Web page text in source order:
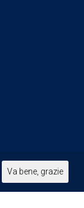
Va bene, grazie